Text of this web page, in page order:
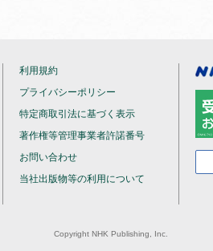
利用規約
プライバシーポリシー
特定商取引法に基づく表示
著作権等管理事業者許諾番号
お問い合わせ
当社出版物等の利用について
Copyright NHK Publishing, Inc.